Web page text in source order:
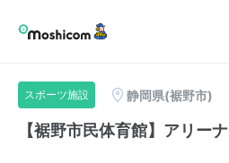
スポーツ施設 静岡県(裾野市)
【裾野市民体育館】アリーナ